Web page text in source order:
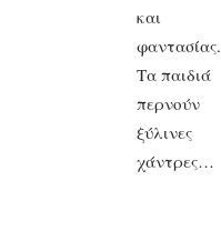
και
φαντασίας.
Τα παιδιά
περνούν
ξύλινες
χάντρες…